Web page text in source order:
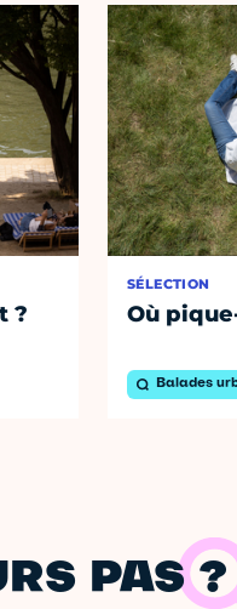
?
SÉLECTION
Où
Balades
PAS ?